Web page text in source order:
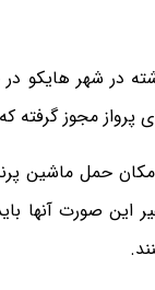
در شهر هایکو در
پرواز مجوز گرفته
حمل ماشین
این صورت آنها